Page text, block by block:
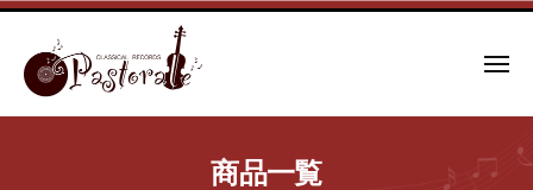
コ
メ
ー
商品一覧